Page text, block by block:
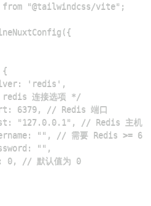
                username: "", // 需要 Redis >= 6
                db: 0, // 默认值为 0